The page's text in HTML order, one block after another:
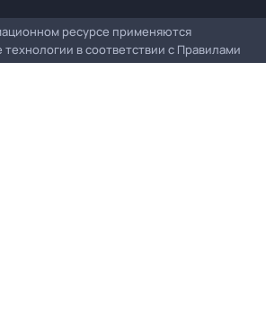
ресурсе применяются
в соответствии с Правилами